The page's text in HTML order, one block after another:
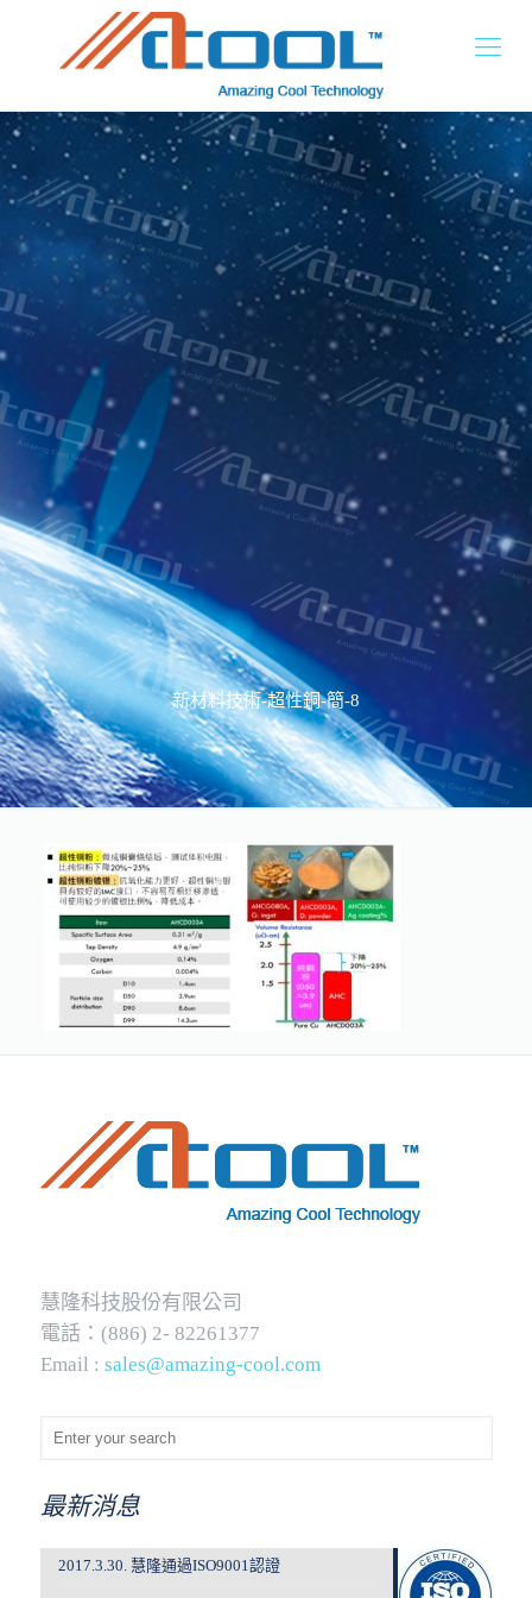
新材料技術-超性銅-簡-8
慧隆科技股份有限公司
電話：(886) 2- 82261377
Email : sales@amazing-cool.com
最新消息
2017.3.30. 慧隆通過ISO9001認證